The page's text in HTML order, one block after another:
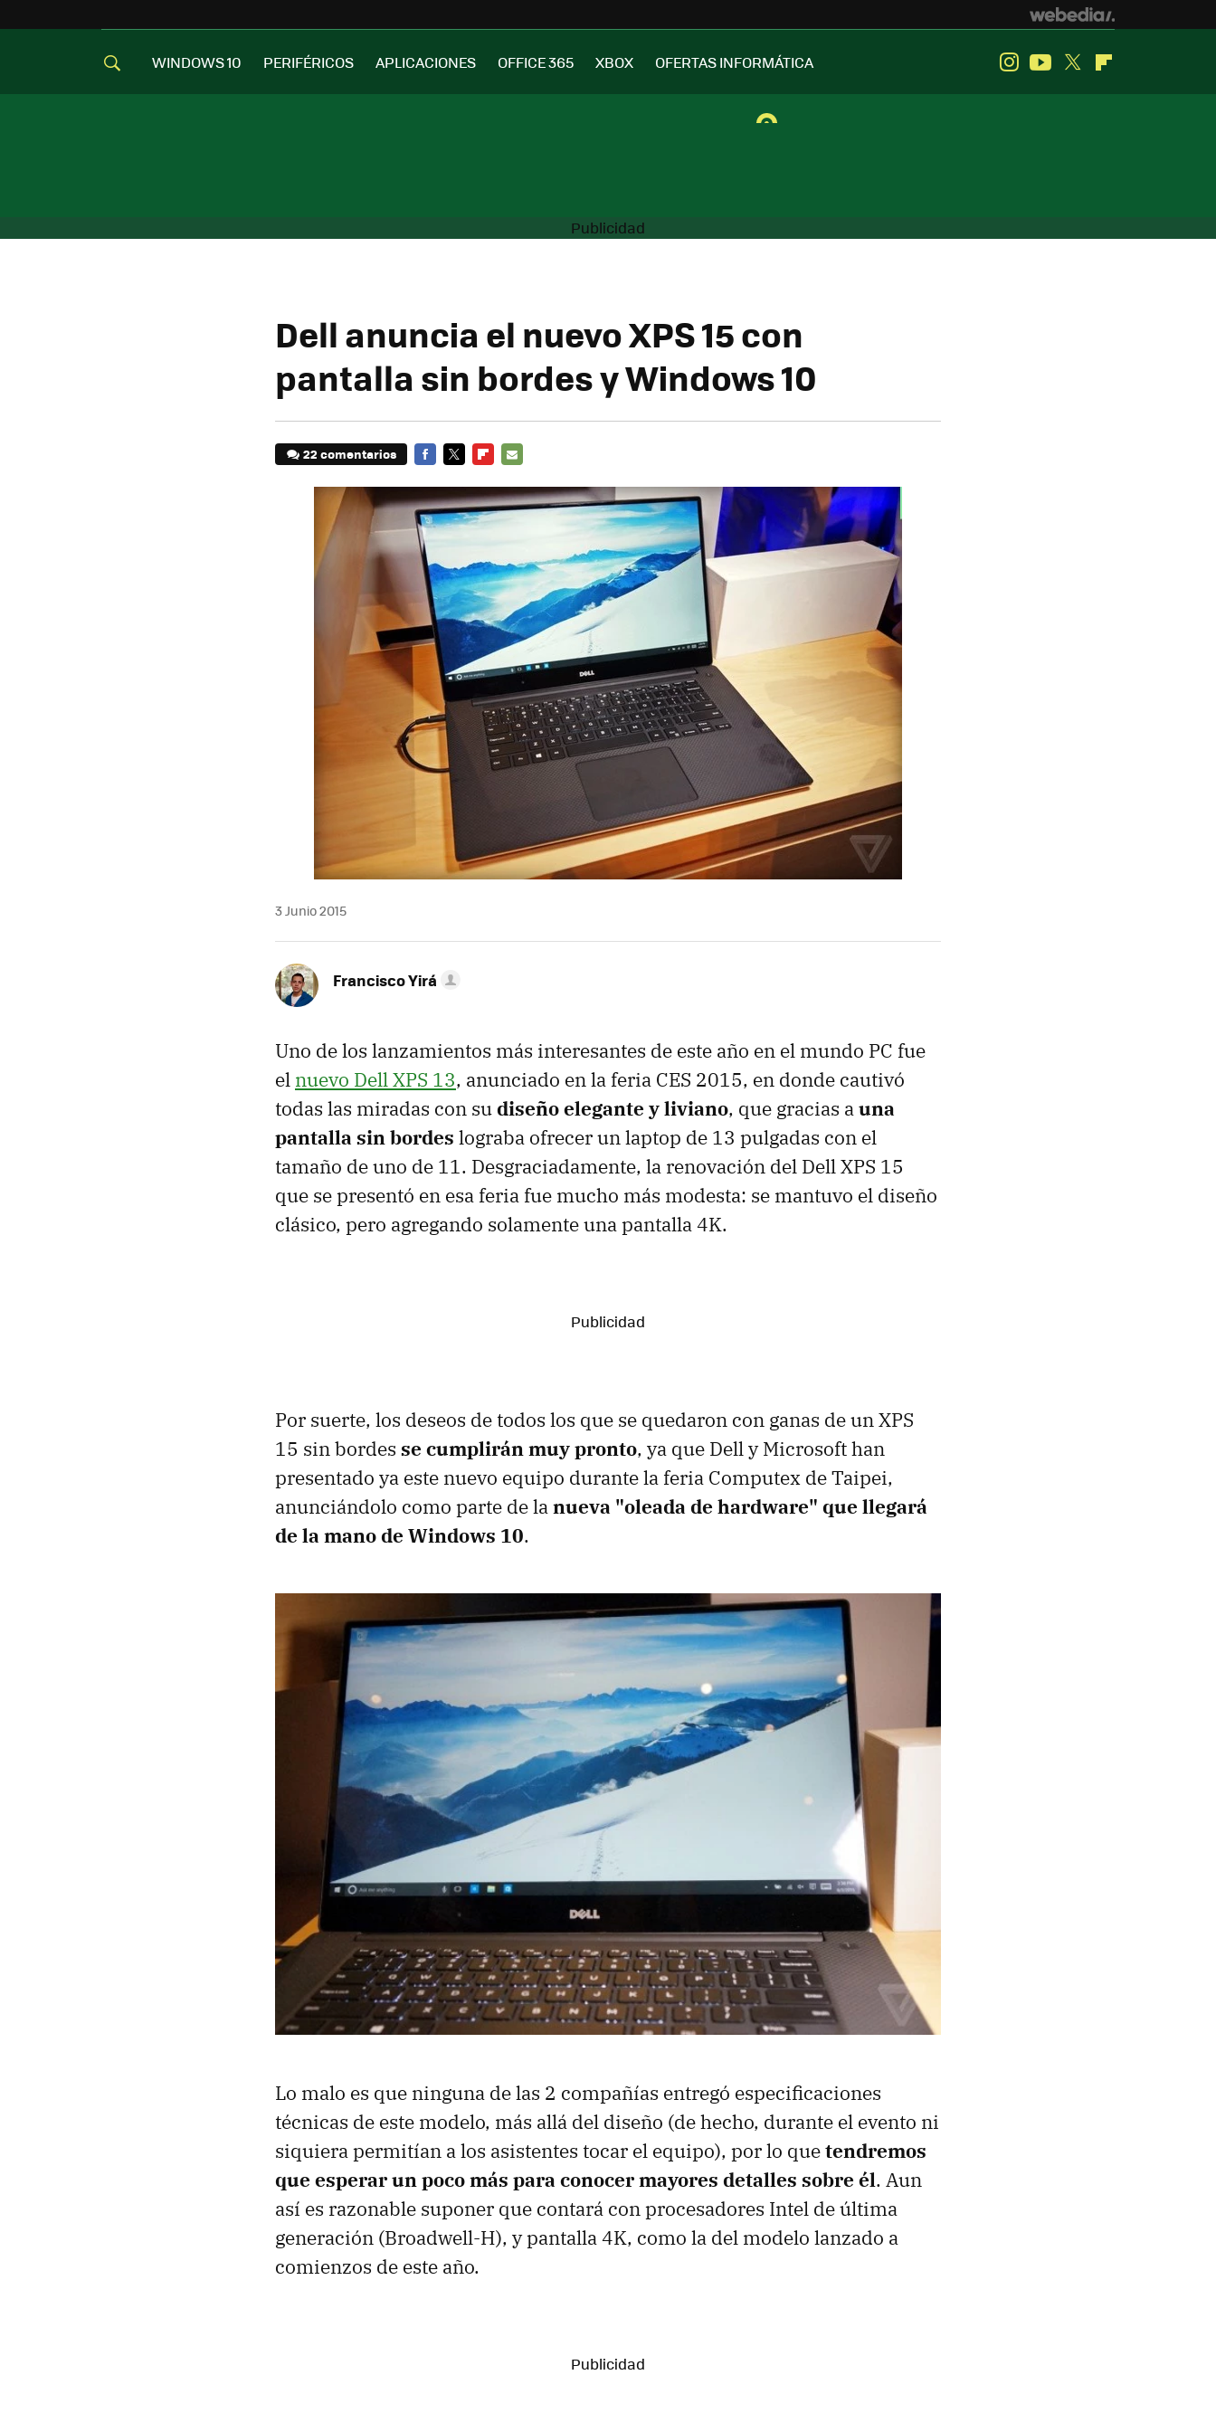
WINDOWS 10 PERIFÉRICOS APLICACIONES OFFICE 365 XBOX OFERTAS INFORMÁTICA InstagramYoutube
Twitter
Dell anuncia el nuevo XPS 15 con
pantalla sin bordes y Windows 10
22 comentarios
MAIL
3 Junio 2015
Francisco Yirá
Uno de los lanzamientos más interesantes de este año en el mundo PC fue
el nuevo Dell XPS 13, anunciado en la feria CES 2015, en donde cautivó
todas las miradas con sudiseño elegante y liviano, que gracias auna
pantalla sin bordes lograba ofrecer un laptop de 13 pulgadas con el
tamaño de uno de 11. Desgraciadamente, la renovación del Dell XPS 15
que se presentó en esa feria fue mucho más modesta: se mantuvo el diseño
clásico, pero agregando solamente una pantalla 4K.
Por suerte, los deseos de todos los que se quedaron con ganas de un XPS
15 sin bordes se cumplirán muy pronto, ya que Dell y Microsoft han
presentado ya este nuevo equipo durante la feria Computex de Taipei,
anunciándolo como parte de lanueva "oleada de hardware" que llegará
de la mano de Windows 10.
Lo malo es que ninguna de las 2 compañías entregó especificaciones
técnicas de este modelo, más allá del diseño (de hecho, durante el evento ni
siquiera permitían a los asistentes tocar el equipo), por lo quetendremos
que esperar un poco más para conocer mayores detalles sobre él. Aun
así es razonable suponer que contará con procesadores Intel de última
generación (Broadwell-H), y pantalla 4K, como la del modelo lanzado a
comienzos de este año.